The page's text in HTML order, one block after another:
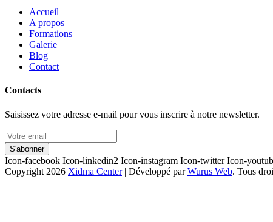
Accueil
A propos
Formations
Galerie
Blog
Contact
Contacts
Saisissez votre adresse e-mail pour vous inscrire à notre newsletter.
S'abonner
Icon-facebook Icon-linkedin2 Icon-instagram Icon-twitter Icon-
Copyright 2026 Xidma Center| Développé parWurus Web. Tous